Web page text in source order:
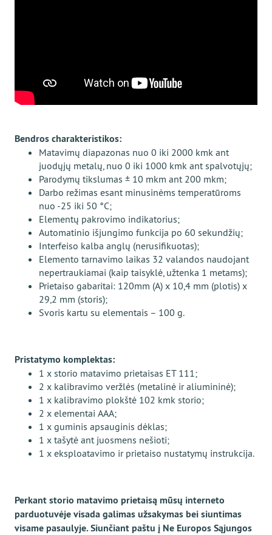
Bendros charakteristikos:
Matavimų diapazonas nuo 0 iki 2000 kmk ant
juodųjų metalų, nuo 0 iki 1000 kmk ant spalvotųjų;
Parodymų tikslumas ± 10 mkm ant 200 mkm;
Darbo režimas esant minusinėms temperatūroms
nuo -25 iki 50 °C;
Elementų pakrovimo indikatorius;
Automatinio išjungimo funkcija po 60 sekundžių;
Interfeiso kalba anglų (nerusifikuotas);
Elemento tarnavimo laikas 32 valandos naudojant
nepertraukiamai (kaip taisyklė, užtenka 1 metams);
Prietaiso gabaritai: 120mm (A) x 10,4 mm (plotis) x
29,2 mm (storis);
Svoris kartu su elementais – 100 g.
Pristatymo komplektas:
1 x storio matavimo prietaisas ЕТ 111;
2 х kalibravimo veržlės (metalinė ir aliumininė);
1 x kalibravimo plokštė 102 kmk storio;
2 х elementai ААА;
1 х guminis apsauginis dėklas;
1 х tašytė ant juosmens nešioti;
1 x eksploatavimo ir prietaiso nustatymų instrukcija.
Perkant storio matavimo prietaisą mūsų interneto
parduotuvėje visada galimas užsakymas bei siuntimas
visame pasaulyje. Siunčiant paštu į Ne Europos Sąjungos